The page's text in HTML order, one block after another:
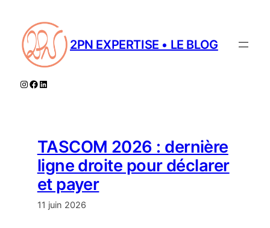
contenu
2PN EXPERTISE • LE BLOG
Instagram
Facebook
LinkedIn
TASCOM 2026 : dernière
ligne droite pour déclarer
et payer
11 juin 2026